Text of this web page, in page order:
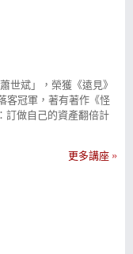
世斌」，榮獲《遠見》
客冠軍，著有著作《怪
訂做自己的資產翻倍計
想告訴你的穩穩賺投資
更多講座